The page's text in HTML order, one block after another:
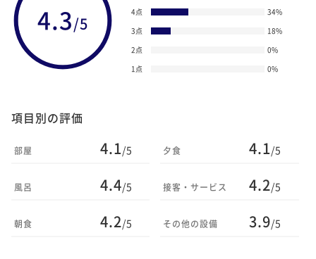
4.3/5
4点
34%
3点
18%
2点
0%
1点
0%
項目別の評価
部屋 4.1/5
風呂 4.4/5
朝食 4.2/5
夕食 4.1/5
接客・サービス 4.2/5
その他の設備 3.9/5